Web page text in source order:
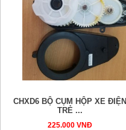
CHXD6 BỘ CỤM HỘP XE ĐIỆN
TRẺ ...
225.000 VNĐ